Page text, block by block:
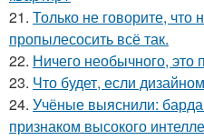
21. Только не говорите, что
пропылесосить всё так.
22. Ничего необычного, это
23. Что будет, если
24. Учёные выяснили:
признаком высокого